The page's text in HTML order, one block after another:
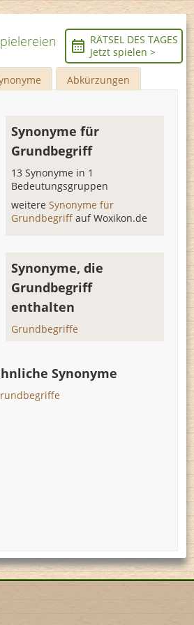
RÄTSEL DES TAGES
Jetzt spielen >
Abkürzungen
Synonyme für
Grundbegriff
13 Synonyme in 1
Bedeutungsgruppen
weitereSynonyme für
Grundbegriffauf Woxikon.de
Synonyme, die
Grundbegriff
enthalten
Grundbegriffe
Synonyme